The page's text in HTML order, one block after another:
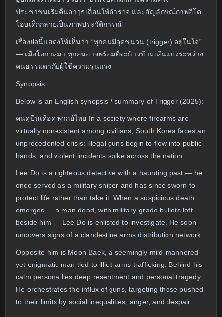
ประชาชนเริ่มคืนอาวุธเถื่อนให้ตำรวจ และสัญลักษณ์ภาพอีโด
โอบเด็กกลายเป็นภาพประวัติการณ์
เรื่องย่อนี้แสดงให้เห็นว่า “ทุกคนมีจุดชนวน (trigger) อยู่ในใจ”
— เมื่อโอกาสมา ทุกคนอาจพร้อมที่จะก้าวข้ามเส้นแบ่งระหว่าง
คนธรรมดากับผู้ใช้ความรุนแรง
Synopsis
Below is an English synopsis / summary of Trigger (2025):
คนดุปืนเดือด พากย์ไทย In a society where firearms are
virtually nonexistent among civilians, South Korea faces an
unprecedented crisis: illegal guns begin to flow into public
hands, and violent incidents spike across the nation.
Lee Do is a righteous detective with a haunting past — he
once served as a military sniper and has since sworn to
protect life rather than take it. When a suspicious death
emerges — a man dead, with military-grade bullets left
beside him — Lee Do is enlisted to investigate. He soon
uncovers signs of a clandestine arms distribution network.
Opposite him is Moon Baek, a seemingly mild-mannered
yet enigmatic man tied to illicit arms trafficking. Behind his
calm persona lies deep resentment and personal tragedy.
He orchestrates the influx of guns, targeting those pushed
to their limits by social inequalities, anger, and despair.